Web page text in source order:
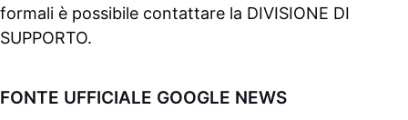
formali è possibile contattare la DIVISIONE DI
SUPPORTO.
FONTE UFFICIALE GOOGLE NEWS